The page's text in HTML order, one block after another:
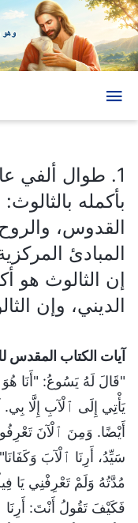
1. طوال ألفي
بأكمله
القدوس،
المبادئ
إن الثالوث هو
الديني، وإن
آيات الكتاب المقدس
"قَالَ لَهُ يَسُوعُ: "أَنَا
يَأْتِي إِلَى ٱلْآبِ إِلَّا
أَيْضًا. وَمِنَ ٱلْآنَ
سَيِّدُ، أَرِنَا ٱلْآبَ
مُدَّتُهُ وَلَمْ تَعْرِفْنِي يَا
فَكَيْفَ تَقُولُ أَنْتَ: